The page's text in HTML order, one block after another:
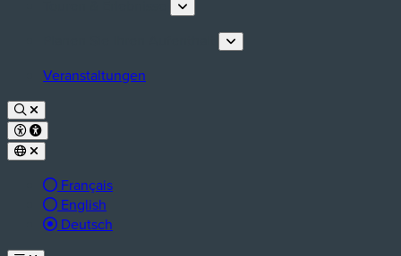
Veranstaltungen
Français
English
aktive Sprache:
Deutsch